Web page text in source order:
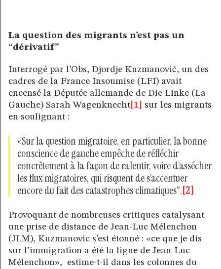
La question des migrants n’est pas un
“dérivatif”
Interrogé par l’Obs, Djordje Kuzmanović, un des
cadres de la France Insoumise (LFI) avait
encensé la Députée allemande de Die Linke (La
Gauche) Sarah Wagenknecht[1]
sur les migrants
en soulignant :
«Sur la question migratoire, en particulier, la bonne
conscience de gauche empêche de réfléchir
concrètement à la façon de ralentir, voire d’assécher
les flux migratoires, qui risquent de s’accentuer
encore du fait des catastrophes climatiques”.[2]
Provoquant de nombreuses critiques catalysant
une prise de distance de Jean-Luc Mélenchon
(JLM), Kuzmanovic s’est étonné : «ce que je dis
sur l’immigration a été la ligne de Jean-Luc
Mélenchon», estime-t-il dans les colonnes du